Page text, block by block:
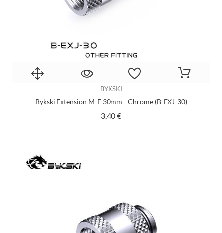
BYKSKI
Bykski Extension M-F 30mm - Chrome (B-EXJ-30)
3,40 €Prix